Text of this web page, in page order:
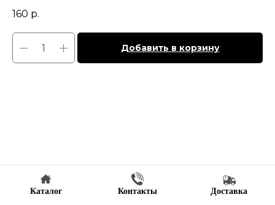
160 р.
Добавить в корзину
Каталог Контакты Доставка